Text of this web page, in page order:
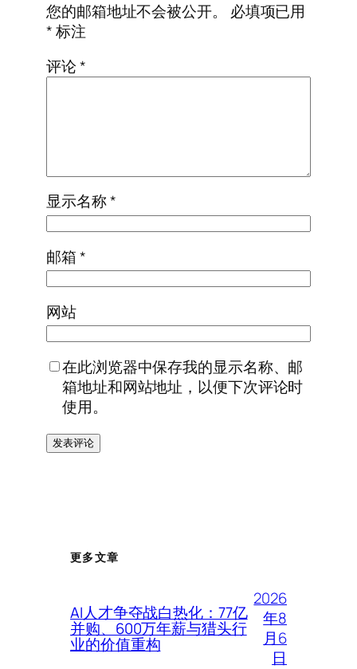
您的邮箱地址不会被公开。
必填项已用
*标注
评论*
显示名称*
邮箱*
网站
在此浏览器中保存我的显示名称、邮
箱地址和网站地址，以便下次评论时
使用。
更多文章
AI人才争夺战白热化：77亿
并购、600万年薪与猎头行
业的价值重构
2026
年8
月6
日